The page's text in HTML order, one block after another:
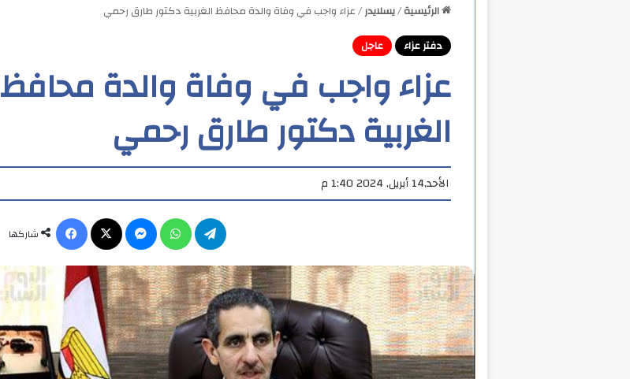
الرئيسية/يسلايدر/عزاء واجب في وفاة والدة محافظ الغربية دكتور طارق رحمي
دفتر عزاء
عاجل
عزاء واجب في وفاة والدة محافظ
الغربية دكتور طارق رحمي
الأحد,14 أبريل, 2024 1:40 م
شاركها
ماسنجر واتساب تيلقرام